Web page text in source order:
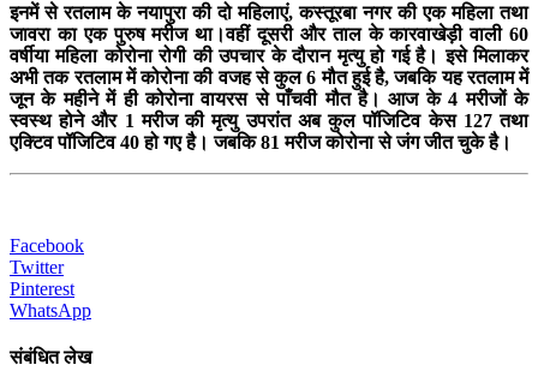
इनमें से रतलाम के नयापुरा की दो महिलाएं, कस्तूरबा नगर की एक महिला तथा
जावरा का एक पुरुष मरीज था।वहीं दूसरी और ताल के कारवाखेड़ी वाली 60
वर्षीया महिला कोरोना रोगी की उपचार के दौरान मृत्यु हो गई है। इसे मिलाकर
अभी तक रतलाम में कोरोना की वजह से कुल 6 मौत हुई है, जबकि यह रतलाम में
जून के महीने में ही कोरोना वायरस से पाँचवी मौत है। आज के 4 मरीजों के
स्वस्थ होने और 1 मरीज की मृत्यु उपरांत अब कुल पॉजिटिव केस 127 तथा
एक्टिव पॉजिटिव 40 हो गए है। जबकि 81 मरीज कोरोना से जंग जीत चुके है।
Facebook
Twitter
Pinterest
WhatsApp
संबंधित लेख